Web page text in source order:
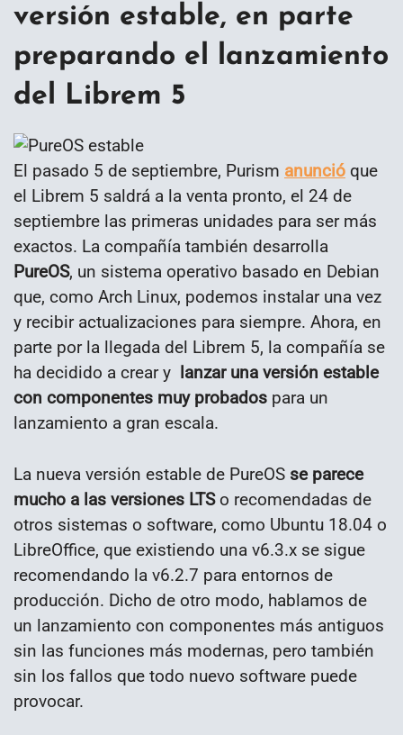
versión estable, en parte
preparando el lanzamiento
del Librem 5
El pasado 5 de septiembre, Purism anunció que
el Librem 5 saldrá a la venta pronto, el 24 de
septiembre las primeras unidades para ser más
exactos. La compañía también desarrolla
PureOS, un sistema operativo basado en Debian
que, como Arch Linux, podemos instalar una vez
y recibir actualizaciones para siempre. Ahora, en
parte por la llegada del Librem 5, la compañía se
ha decidido a crear y lanzar una versión estable
con componentes muy probados para un
lanzamiento a gran escala.
La nueva versión estable de PureOS se parece
mucho a las versiones LTSo recomendadas de
otros sistemas o software, como Ubuntu 18.04 o
LibreOffice, que existiendo una v6.3.x se sigue
recomendando la v6.2.7 para entornos de
producción. Dicho de otro modo, hablamos de
un lanzamiento con componentes más antiguos
sin las funciones más modernas, pero también
sin los fallos que todo nuevo software puede
provocar.